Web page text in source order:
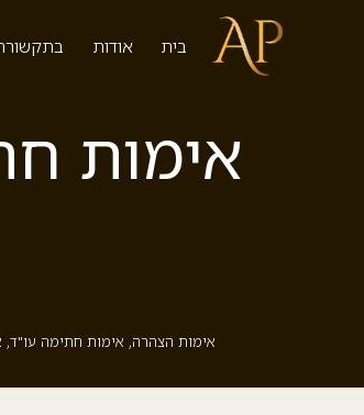
בית אודות
אימות
אימות הצהרה, אימות חתימה עו"ד,